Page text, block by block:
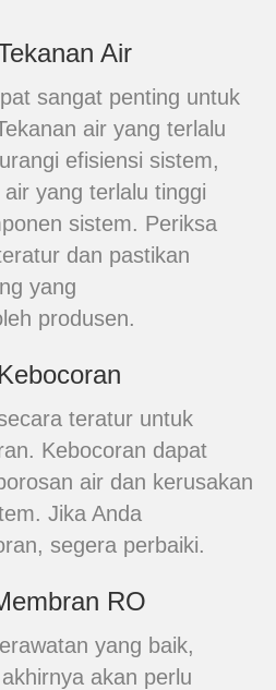
Air
sangat penting untuk
air yang terlalu
efisiensi sistem,
yang terlalu tinggi
sistem. Periksa
dan pastikan
yang
produsen.
teratur untuk
Kebocoran dapat
air dan kerusakan
Jika Anda
segera perbaiki.
RO
yang baik,
akan perlu